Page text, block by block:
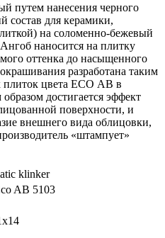
путем нанесения черного
состав для керамики,
на соломенно-бежевый
наносится на плитку
оттенка до насыщенного
разработана таким
плиток цвета ЕСО AВ в
достигается эффект
поверхности, и
внешнего вида облицовки,
«штампует»
klinker
AB 5103